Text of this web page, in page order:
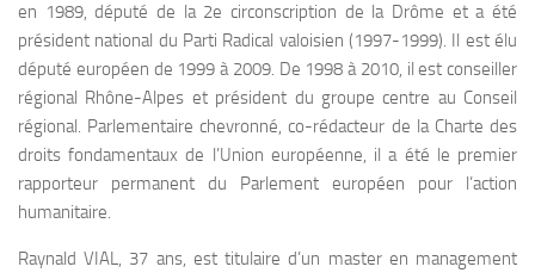
en 1989, député de la 2e circonscription de la Drôme et a été
président national du Parti Radical valoisien (1997-1999). Il est élu
député européen de 1999 à 2009. De 1998 à 2010, il est conseiller
régional Rhône-Alpes et président du groupe centre au Conseil
régional. Parlementaire chevronné, co-rédacteur de la Charte des
droits fondamentaux de l’Union européenne, il a été le premier
rapporteur permanent du Parlement européen pour l’action
humanitaire.
Raynald VIAL, 37 ans, est titulaire d’un master en management